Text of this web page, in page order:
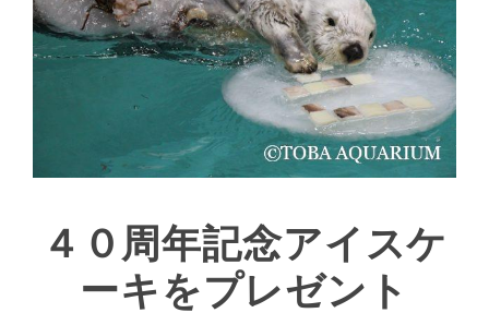
４０周年記念アイスケ
ーキをプレゼント